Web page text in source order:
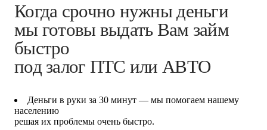
Когда срочно нужны деньги
мы готовы выдать Вам займ
быстро
под залог ПТС или АВТО
Деньги в руки за 30 минут — мы помогаем нашему
населению
решая их проблемы очень быстро.